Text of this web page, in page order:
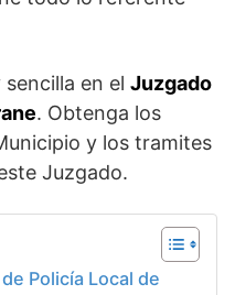
en el Juzgado
. Obtenga los
y los tramites
Juzgado.
Policía Local de